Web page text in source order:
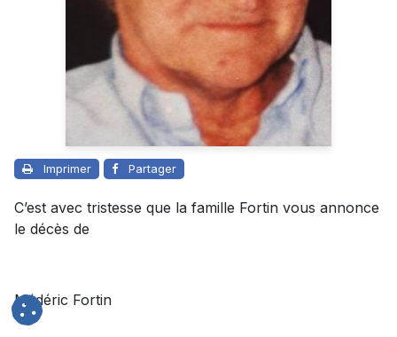
Imprimer Partager
C’est avec tristesse que la famille Fortin vous annonce
le décès de
Médéric Fortin